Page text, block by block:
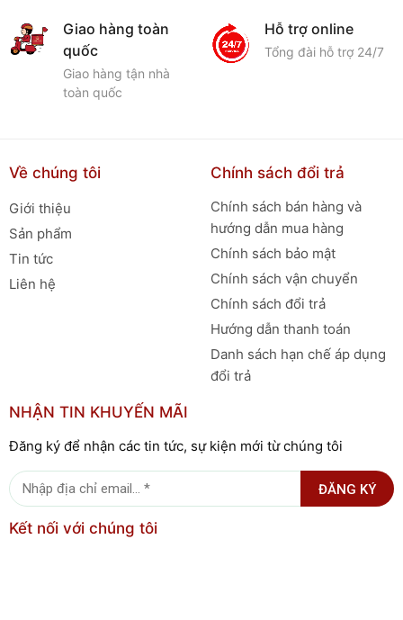
Giao hàng toàn
quốc
Giao hàng tận nhà
toàn quốc
Hỗ trợ online
Tổng đài hỗ trợ 24/7
Về chúng tôi
Giới thiệu
Sản phẩm
Tin tức
Liên hệ
Chính sách đổi trả
Chính sách bán hàng và
hướng dẫn mua hàng
Chính sách bảo mật
Chính sách vận chuyển
Chính sách đổi trả
Hướng dẫn thanh toán
Danh sách hạn chế áp dụng
đổi trả
NHẬN TIN KHUYẾN MÃI
Đăng ký để nhận các tin tức, sự kiện mới từ chúng tôi
ĐĂNG KÝ
Kết nối với chúng tôi